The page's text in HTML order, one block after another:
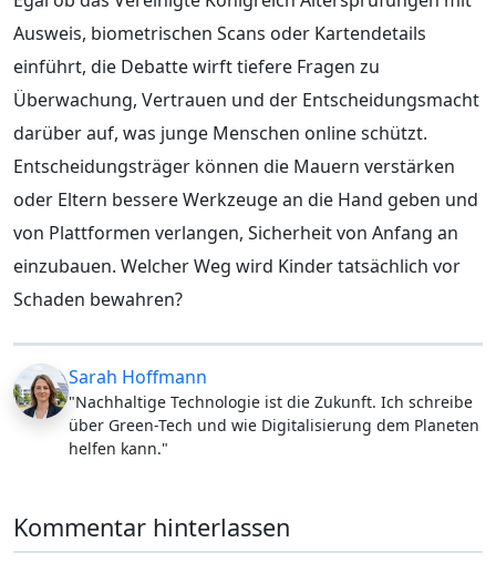
Ausweis, biometrischen Scans oder Kartendetails
einführt, die Debatte wirft tiefere Fragen zu
Überwachung, Vertrauen und der Entscheidungsmacht
darüber auf, was junge Menschen online schützt.
Entscheidungsträger können die Mauern verstärken
oder Eltern bessere Werkzeuge an die Hand geben und
von Plattformen verlangen, Sicherheit von Anfang an
einzubauen. Welcher Weg wird Kinder tatsächlich vor
Schaden bewahren?
Sarah Hoffmann
"Nachhaltige Technologie ist die Zukunft. Ich schreibe
über Green-Tech und wie Digitalisierung dem Planeten
helfen kann."
Kommentar hinterlassen